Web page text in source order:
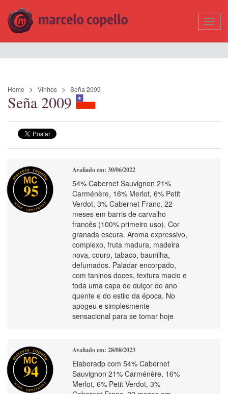
Home Vinhos Seña 2009
Seña 2009
95
Avaliado em: 30/06/2022
54% Cabernet Sauvignon 21%
Carménère, 16% Merlot, 6% Petit
Verdot, 3% Cabernet Franc, 22
meses em barris de carvalho
francês (100% primeiro uso). Cor
granada escura. Aroma expressivo,
complexo, fruta madura, madeira
nova, couro, tabaco, baunilha,
defumados. Paladar encorpado,
com taninos doces, textura macio e
toda uma capa de dulçor do ano
quente e do estilo da época. No
apogeu e simplesmente
sensacional para se tomar hoje
94
Avaliado em: 28/08/2023
Elaboradp com 54% Cabernet
Sauvignon 21% Carménère, 16%
Merlot, 6% Petit Verdot, 3%